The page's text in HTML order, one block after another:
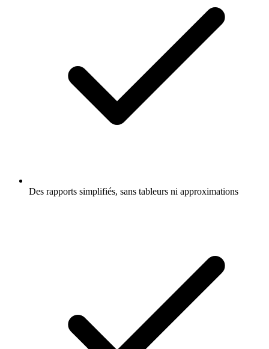
Des rapports simplifiés, sans tableurs ni approximations